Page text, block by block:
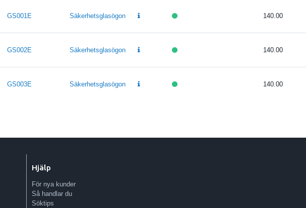
GS001E Säkerhetsglasögon 140.00
GS002E Säkerhetsglasögon 140.00
GS003E Säkerhetsglasögon 140.00
Hjälp
För nya kunder
Så handlar du
Söktips